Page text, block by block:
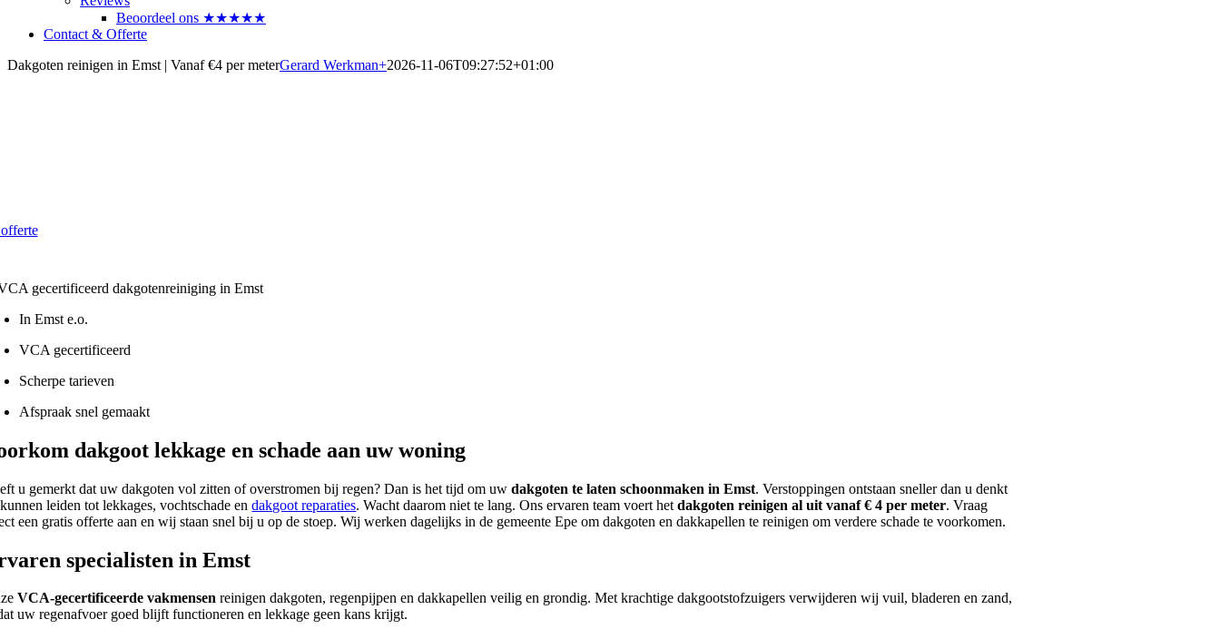
Beoordeel ons ★★★★★
Contact & Offerte
Dakgoten reinigen in Emst | Vanaf €4 per meterGerard Werkman+2026-11-06T09:27:52+01:00
In Emst e.o.
VCA gecertificeerd
Scherpe tarieven
Afspraak snel gemaakt
dakgoot lekkage en schade aan uw woning
u gemerkt dat uw dakgoten vol zitten of overstromen bij regen? Dan is het tijd om uwdakgoten te laten schoonmaken in Emst. Verstoppingen ontstaan sneller dan u denkt
leiden tot lekkages, vochtschade endakgoot reparaties. Wacht daarom niet te lang. Ons ervaren team voert hetdakgoten reinigen al uit vanaf € 4 per meter. Vraag
een gratis offerte aan en wij staan snel bij u op de stoep. Wij werken dagelijks in de gemeente Epe om dakgoten en dakkapellen te reinigen om verdere schade te voorkomen.
specialisten in Emst
VCA-gecertificeerde vakmensen reinigen dakgoten, regenpijpen en dakkapellen veilig en grondig. Met krachtige dakgootstofzuigers verwijderen wij vuil, bladeren en zand,
uw regenafvoer goed blijft functioneren en lekkage geen kans krijgt.